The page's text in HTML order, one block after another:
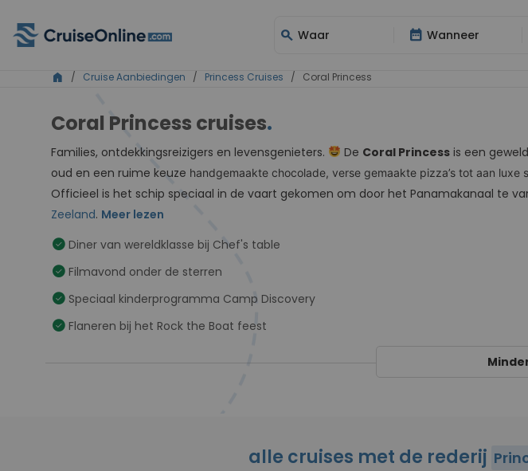
search Waar date_range Wanneer
home / Cruise Aanbiedingen / Princess Cruises / Coral Princess
Coral Princess cruises.
Families, ontdekkingsreizigers en levensgenieters. De Coral Princess is een
oud en een ruime keuze handgemaakte chocolade, verse gemaakte pizza’s tot aan luxe
Officieel is het schip speciaal in de vaart gekomen om door het Panamakanaal te
Zeeland. Meer lezen
check_circle Diner van wereldklasse bij Chef's table
check_circle Filmavond onder de sterren
check_circle Speciaal kinderprogramma Camp Discovery
check_circle Flaneren bij het Rock the Boat feest
alle cruises met de rederij